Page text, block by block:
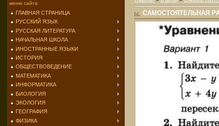
меню сайта
ГЛАВНАЯ СТРАНИЦА
РУССКИЙ ЯЗЫК
РУССКАЯ ЛИТЕРАТУРА
НАЧАЛЬНАЯ ШКОЛА
ИНОСТРАННЫЕ ЯЗЫКИ
ИСТОРИЯ
ОБЩЕСТВОВЕДЕНИЕ
МАТЕМАТИКА
ИНФОРМАТИКА
БИОЛОГИЯ
ЭКОЛОГИЯ
ГЕОГРАФИЯ
ФИЗИКА
САМОСТОЯТЕЛЬНАЯ